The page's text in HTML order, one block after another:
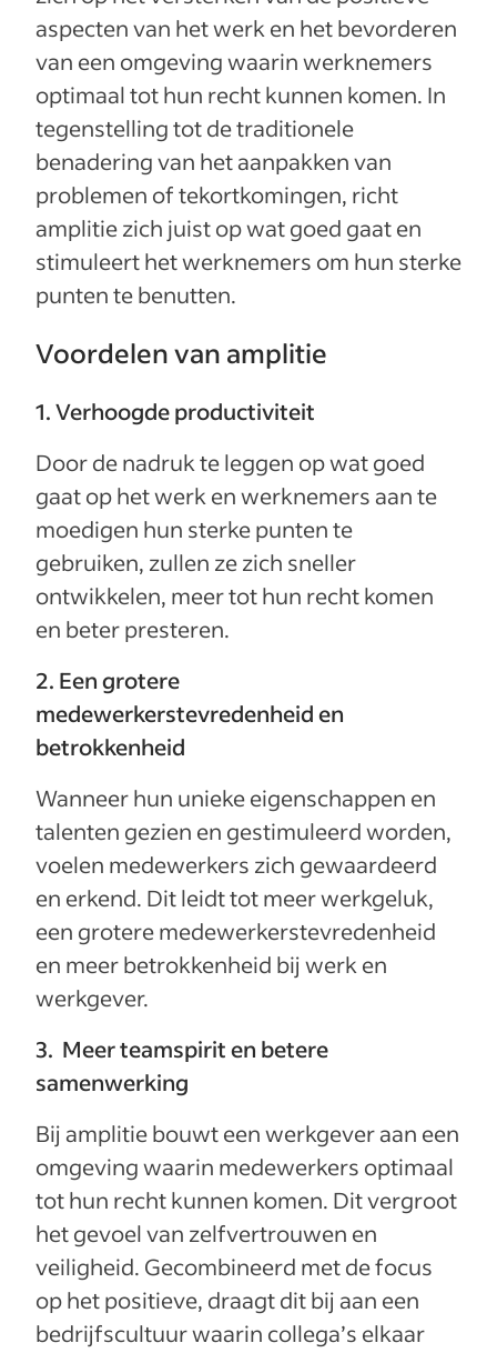
aspecten van het werk en het bevorderen
van een omgeving waarin werknemers
optimaal tot hun recht kunnen komen. In
tegenstelling tot de traditionele
benadering van het aanpakken van
problemen of tekortkomingen, richt
amplitie zich juist op wat goed gaat en
stimuleert het werknemers om hun sterke
punten te benutten.
Voordelen van amplitie
1. Verhoogde productiviteit
Door de nadruk te leggen op wat goed
gaat op het werk en werknemers aan te
moedigen hun sterke punten te
gebruiken, zullen ze zich sneller
ontwikkelen, meer tot hun recht komen
en beter presteren.
2. Een grotere
medewerkerstevredenheid en
betrokkenheid
Wanneer hun unieke eigenschappen en
talenten gezien en gestimuleerd worden,
voelen medewerkers zich gewaardeerd
en erkend. Dit leidt tot meer werkgeluk,
een grotere medewerkerstevredenheid
en meer betrokkenheid bij werk en
werkgever.
3. Meer teamspirit en betere
samenwerking
Bij amplitie bouwt een werkgever aan een
omgeving waarin medewerkers optimaal
tot hun recht kunnen komen. Dit vergroot
het gevoel van zelfvertrouwen en
veiligheid. Gecombineerd met de focus
op het positieve, draagt dit bij aan een
bedrijfscultuur waarin collega’s elkaar